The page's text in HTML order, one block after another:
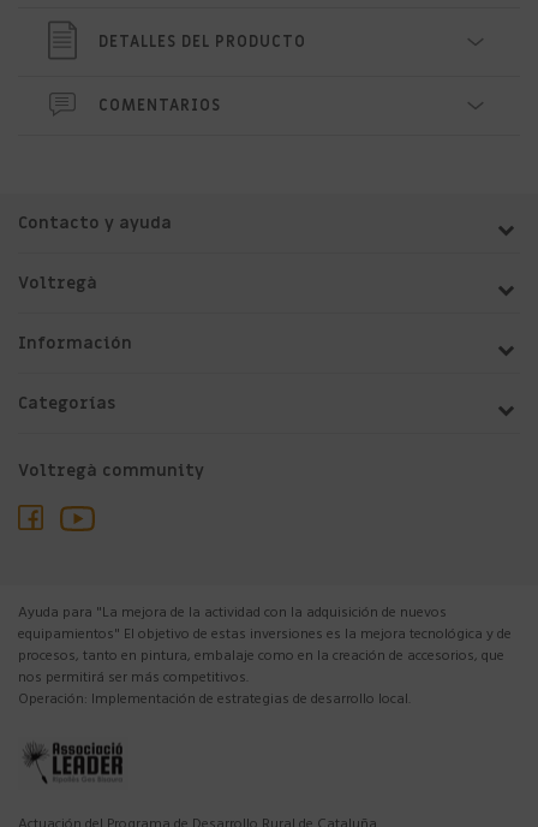
DETALLES DEL PRODUCTO
COMENTARIOS
Contacto y ayuda
Voltregà
Información
Categorías
Voltregà community
Ayuda para "La mejora de la actividad con la adquisición de nuevos
equipamientos" El objetivo de estas inversiones es la mejora tecnológica y de
procesos, tanto en pintura, embalaje como en la creación de accesorios, que
nos permitirá ser más competitivos.
Operación: Implementación de estrategias de desarrollo local.